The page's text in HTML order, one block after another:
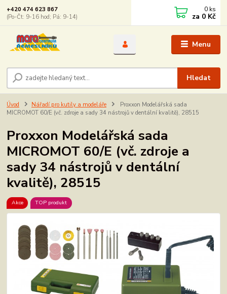
Menu
Hledat
+420 474 623 867
(Po-Čt: 9-16 hod; Pá: 9-14)
0 ks
za 0 Kč
Úvod Nářadí pro kutily a modeláře
Proxxon Modelářská sada
MICROMOT 60/E (vč. zdroje a sady 34 nástrojů v dentální kvalitě), 28515
Proxxon Modelářská sada
MICROMOT 60/E (vč. zdroje a
sady 34 nástrojů v dentální
kvalitě), 28515
Akce TOP produkt